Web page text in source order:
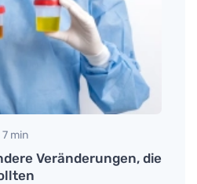
7 min
Veränderungen, die